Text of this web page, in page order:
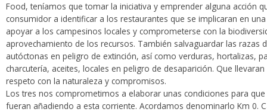
Food, teníamos que tomar la iniciativa y emprender alguna acción
consumidor a identificar a los restaurantes que se implicaran en
apoyar a los campesinos locales y comprometerse con la
aprovechamiento de los recursos. También salvaguardar las razas
autóctonas en peligro de extinción, así como verduras, hortalizas,
charcutería, aceites, locales en peligro de desaparición. Que
respeto con la naturaleza y compromisos.
Los tres nos comprometimos a elaborar unas condiciones para
fueran añadiendo a esta corriente. Acordamos denominarlo Km 0.